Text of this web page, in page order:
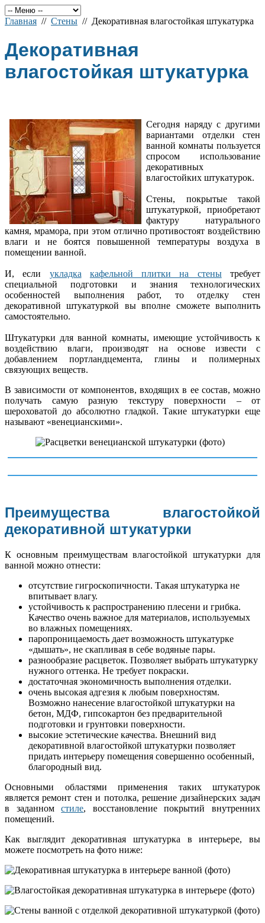
Главная // Стены // Декоративная влагостойкая штукатурка
Декоративная
влагостойкая штукатурка
Сегодня наряду с другими
вариантами отделки стен
ванной комнаты пользуется
спросом использование
декоративных
влагостойких штукатурок.
Стены, покрытые такой
штукатуркой, приобретают
фактуру натурального
камня, мрамора, при этом отлично противостоят воздействию
влаги и не боятся повышенной температуры воздуха в
помещении ванной.
И, если укладка кафельной плитки на стенытребует
специальной подготовки и знания технологических
особенностей выполнения работ, то отделку стен
декоративной штукатуркой вы вполне сможете выполнить
самостоятельно.
Штукатурки для ванной комнаты, имеющие устойчивость к
воздействию влаги, производят на основе извести с
добавлением портландцемента, глины и полимерных
связующих веществ.
В зависимости от компонентов, входящих в ее состав, можно
получать самую разную текстуру поверхности – от
шероховатой до абсолютно гладкой. Такие штукатурки еще
называют «венецианскими».
Преимущества влагостойкой
декоративной штукатурки
К основным преимуществам влагостойкой штукатурки для
ванной можно отнести:
отсутствие гигроскопичности. Такая штукатурка не
впитывает влагу.
устойчивость к распространению плесени и грибка.
Качество очень важное для материалов, используемых
во влажных помещениях.
паропроницаемость дает возможность штукатурке
«дышать», не скапливая в себе водяные пары.
разнообразие расцветок. Позволяет выбрать штукатурку
нужного оттенка. Не требует покраски.
достаточная экономичность выполнения отделки.
очень высокая адгезия к любым поверхностям.
Возможно нанесение влагостойкой штукатурки на
бетон, МДФ, гипсокартон без предварительной
подготовки и грунтовки поверхности.
высокие эстетические качества. Внешний вид
декоративной влагостойкой штукатурки позволяет
придать интерьеру помещения совершенно особенный,
благородный вид.
Основными областями применения таких штукатурок
является ремонт стен и потолка, решение дизайнерских задач
в заданномстиле, восстановление покрытий внутренних
помещений.
Как выглядит декоративная штукатурка в интерьере, вы
можете посмотреть на фото ниже: